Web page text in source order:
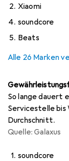
2. Xiaomi
4. soundcore
5. Beats
Alle 26 Marken
So lange dauert
Servicestelle
Durchschnitt.
Quelle: Galaxus
1. soundcore